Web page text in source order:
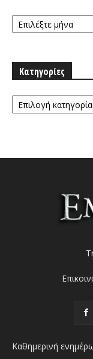
Αρχειοθήκη
Κατηγορίες
Κατηγορίες
Καθημερινή